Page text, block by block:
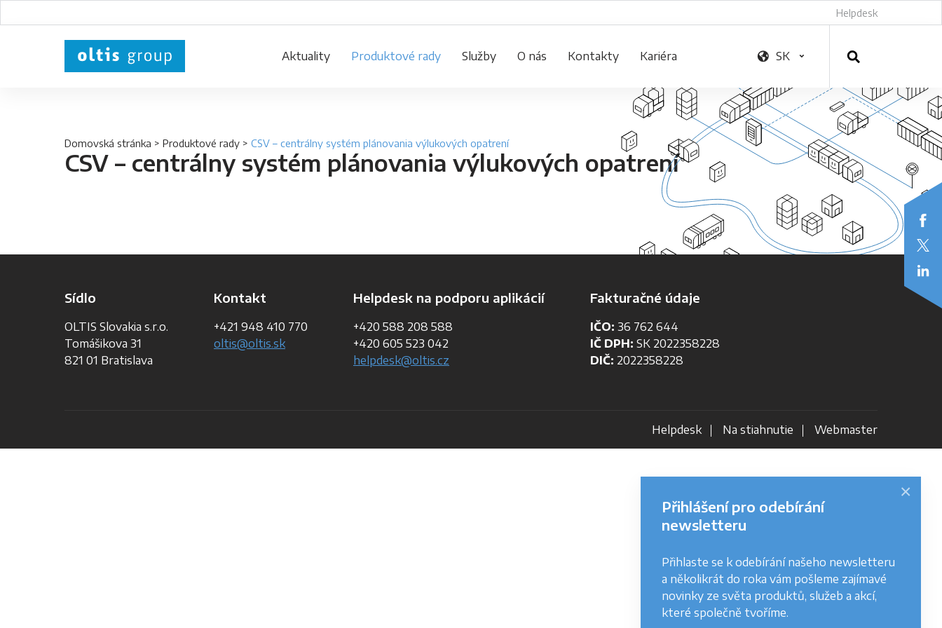
Helpdesk
Aktuality Produktové rady Služby O nás Kontakty Kariéra SK
Domovská stránka > Produktové rady > CSV – centrálny systém plánovania výlukových opatrení
CSV – centrálny systém plánovania výlukových opatrení
Sídlo
OLTIS Slovakia s.r.o.
Tomášikova 31
821 01 Bratislava
Kontakt
+421 948 410 770
oltis@oltis.sk
Helpdesk na podporu aplikácií
+420 588 208 588
+420 605 523 042
helpdesk@oltis.cz
Fakturačné údaje
IČO: 36 762 644
IČ DPH: SK 2022358228
DIČ: 2022358228
Helpdesk Na stiahnutie Webmaster
×
Přihlášení pro odebírání
newsletteru
Přihlaste se k odebírání našeho newsletteru
a několikrát do roka vám pošleme zajímavé
novinky ze světa produktů, služeb a akcí,
které společně tvoříme.